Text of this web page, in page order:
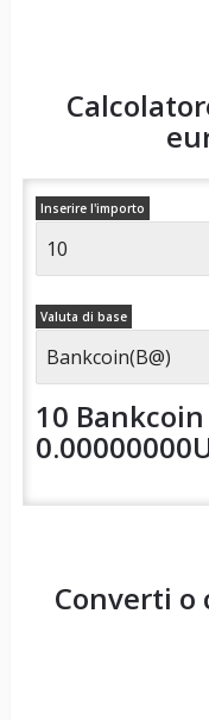
Inserire l'importo
Valuta di base
10 Bankcoin
Converti o